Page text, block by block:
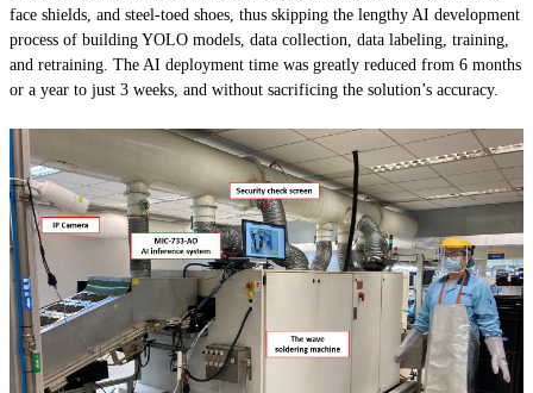
face shields, and steel-toed shoes, thus skipping the lengthy AI development
process of building YOLO models, data collection, data labeling, training,
and retraining. The AI deployment time was greatly reduced from 6 months
or a year to just 3 weeks, and without sacrificing the solution’s accuracy.